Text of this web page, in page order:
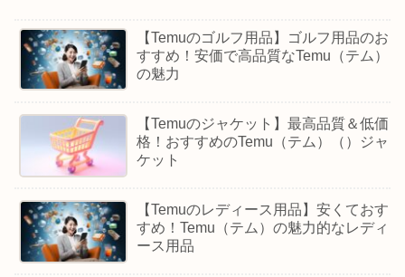
【Temuのゴルフ用品】ゴルフ用品のお
すすめ！安価で高品質なTemu（テム）
の魅力
【Temuのジャケット】最高品質＆低価
格！おすすめのTemu（テム）（）ジャ
ケット
【Temuのレディース用品】安くておす
すめ！Temu（テム）の魅力的なレディ
ース用品